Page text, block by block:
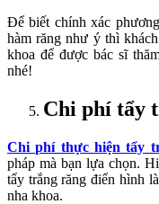
Để biết chính xác
hàm răng như ý thì
khoa để được bác sĩ
nhé!
Chi phí tẩy
Chi phí thực hiện tẩy
pháp mà bạn lựa chọn.
tẩy trắng răng điển hình
nha khoa.